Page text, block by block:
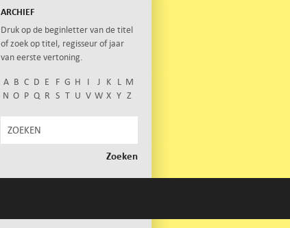
ARCHIEF
Druk op de beginletter van de titel
of zoek op titel, regisseur of jaar
van eerste vertoning.
A B C D E F G H I J K L M
N O P Q R S T U V W X Y Z